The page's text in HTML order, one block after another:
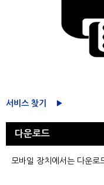
서비스 찾기
다운로드
모바일 장치에서는 다운로